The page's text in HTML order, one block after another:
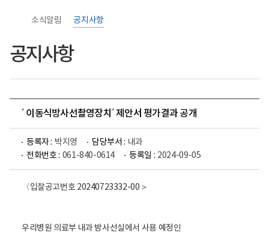
록
원
로
소식알림 공지사항
공지사항
´ 이동식방사선촬영장치´ 제안서 평가결과 공개
등록자 : 박지영 담당부서 : 내과
전화번호 : 061-840-0614 등록일 : 2024-09-05
〈입찰공고번호 20240723332-00＞
우리병원 의료부 내과 방사선실에서 사용 예정인